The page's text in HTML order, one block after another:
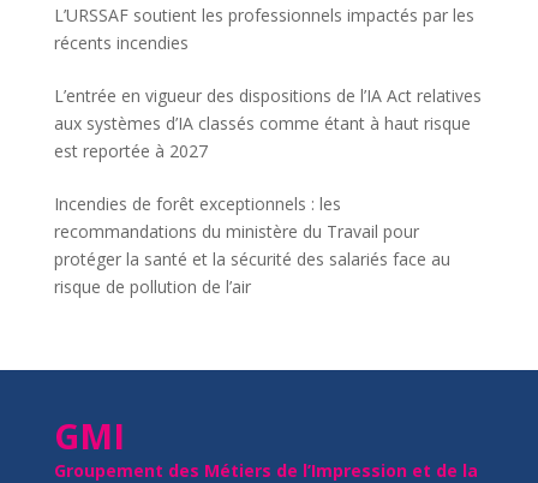
L’URSSAF soutient les professionnels impactés par les
récents incendies
L’entrée en vigueur des dispositions de l’IA Act relatives
aux systèmes d’IA classés comme étant à haut risque
est reportée à 2027
Incendies de forêt exceptionnels : les
recommandations du ministère du Travail pour
protéger la santé et la sécurité des salariés face au
risque de pollution de l’air
GMI
Groupement des Métiers de l’Impression et de la